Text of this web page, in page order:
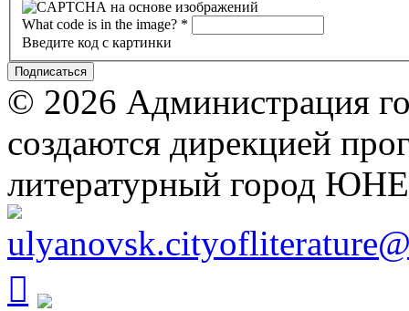
What code is in the image? *
Введите код с картинки
© 2026 Администрация
создаются дирекцией
литературный город
